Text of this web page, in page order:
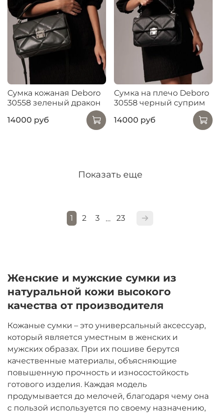
Сумка кожаная Deboro
30558 зеленый дракон
14000 руб
Сумка на плечо Deboro
30558 черный суприм
14000 руб
Показать еще
1 2 3 … 23
Женские и мужские сумки из
натуральной кожи высокого
качества от производителя
Кожаные сумки – это универсальный аксессуар,
который является уместным в женских и
мужских образах. При их пошиве берутся
качественные материалы, объясняющие
повышенную прочность и износостойкость
готового изделия. Каждая модель
продумывается до мелочей, благодаря чему она
с пользой используется по своему назначению,